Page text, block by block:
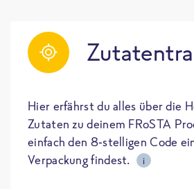
Hier erfährst du alles über die
Zutaten zu deinem FRoSTA
einfach den 8-stelligen Code
Verpackung findest.
i